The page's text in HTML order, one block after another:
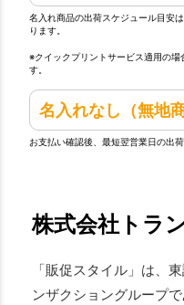
名入れ商品の出荷スケジュール目安
ります。
※クイックプリントサービス適用の
す。
名入れなし（無地
お支払い確認後、最短翌営業日の出荷
株式会社トラ
「販促スタイル」は、
ンザクショングループ